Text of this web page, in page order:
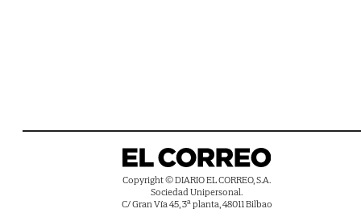
Copyright © DIARIO EL CORREO, S.A.
Sociedad Unipersonal.
C/ Gran Vía 45, 3ª planta, 48011 Bilbao